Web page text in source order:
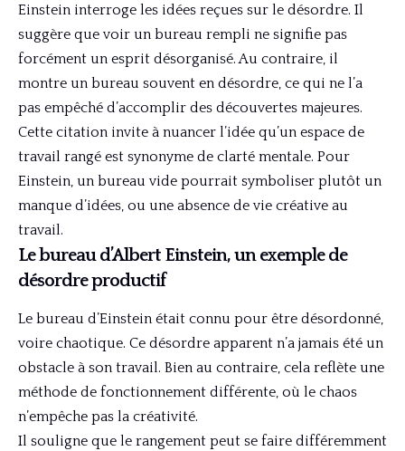
Einstein interroge les idées reçues sur le désordre. Il
suggère que voir un bureau rempli ne signifie pas
forcément un esprit désorganisé. Au contraire, il
montre un bureau souvent en désordre, ce qui ne l’a
pas empêché d’accomplir des découvertes majeures.
Cette citation invite à nuancer l’idée qu’un espace de
travail rangé est synonyme de clarté mentale. Pour
Einstein, un bureau vide pourrait symboliser plutôt un
manque d’idées, ou une absence de vie créative au
travail.
Le bureau d’Albert Einstein, un exemple de
désordre productif
Le bureau d’Einstein était connu pour être désordonné,
voire chaotique. Ce désordre apparent n’a jamais été un
obstacle à son travail. Bien au contraire, cela reflète une
méthode de fonctionnement différente, où le chaos
n’empêche pas la créativité.
Il souligne que le rangement peut se faire différemment